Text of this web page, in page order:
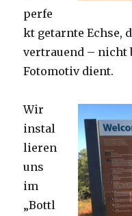
perfe
kt getarnte Echse,
vertrauend – nicht
Fotomotiv dient.
Wir
instal
lieren
uns
im
„Bottl